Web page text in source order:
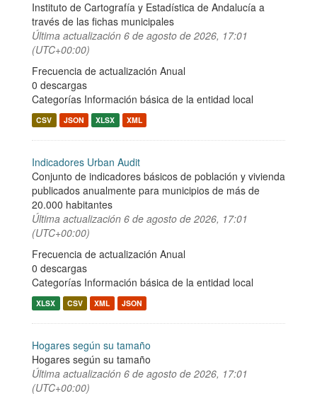
Instituto de Cartografía y Estadística de Andalucía a
través de las fichas municipales
Última actualización 6 de agosto de 2026, 17:01
(UTC+00:00)
Frecuencia de actualización Anual
0 descargas
Categorías Información básica de la entidad local
CSV JSON XLSX XML
Indicadores Urban Audit
Conjunto de indicadores básicos de población y vivienda
publicados anualmente para municipios de más de
20.000 habitantes
Última actualización 6 de agosto de 2026, 17:01
(UTC+00:00)
Frecuencia de actualización Anual
0 descargas
Categorías Información básica de la entidad local
XLSX CSV XML JSON
Hogares según su tamaño
Hogares según su tamaño
Última actualización 6 de agosto de 2026, 17:01
(UTC+00:00)